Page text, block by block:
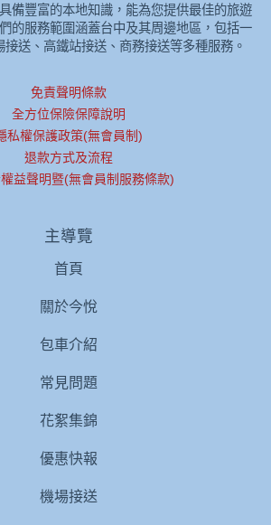
備豐富的本地知識，能為您提供最佳的旅遊
的服務範圍涵蓋台中及其周邊地區，包括一
接送、高鐵站接送、商務接送等多種服務。
免責聲明條款
全方位保險保障說明
私權保護政策(無會員制)
退款方式及流程
益聲明暨(無會員制服務條款)
主導覽
首頁
關於今悅
包車介紹
常見問題
花絮集錦
優惠快報
機場接送